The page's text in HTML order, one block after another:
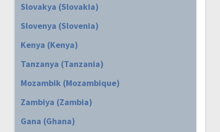
Slovakya (Slovakia)
Slovenya (Slovenia)
Kenya (Kenya)
Tanzanya (Tanzania)
Mozambik (Mozambique)
Zambiya (Zambia)
Gana (Ghana)